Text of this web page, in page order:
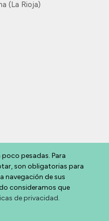
(La Rioja)
al día de todas nuestras
y te lo contamos.
pesadas. Para
son obligatorias para
navegación de sus
consideramos que
de privacidad.